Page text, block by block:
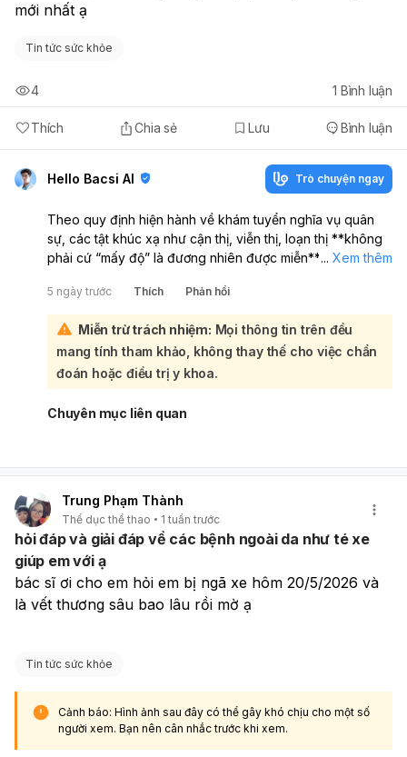
mới nhất ạ
Tin tức sức khỏe
Thích Chia sẻ Lưu Bình luận
4 1 Bình luận
Hello Bacsi AI Trò chuyện ngay
Theo quy định hiện hành về khám tuyển nghĩa vụ quân
sự, các tật khúc xạ như cận thị, viễn thị, loạn thị **không
phải cứ “mấy độ” là đương nhiên được miễn**. Việc kết
quả khám mắt và phân loại sức khỏe** khi khám tuyển:
Nói ngắn gọn:
Cận thị : thường nếu mức độ nặng, thị lực kém dù đã
chỉnh kính thì có thể bị loại khỏi tiêu chuẩn nhập ngũ.
Viễn thị: cũng được xem xét theo mức độ và thị lực
thực tế.
Loạn thị: nếu loạn thị nhiều, ảnh hưởng thị lực rõ thì có
đạt yêu cầumới có khả năng không phải tham gia
duy nhất áp dụng cứng cho mọi trường hợp
vì còn
tùy kết luận của hội đồng khám sức khỏe và quy định
phân loại sức khỏe từng thời điểm. Nếu em muốn biết
chính xác trường hợp của mình, em nên:
Đi khám mắt đo thị lực, đo độ khúc xạ.
Mang kết quả đó khi khám nghĩa vụ.
mức độ cận/viễn/loạn cụ thể của em
... Xem thêm
5 ngày trước Thích Phản hồi
Miễn trừ trách nhiệm: Mọi thông tin trên đều
mang tính tham khảo, không thay thế cho việc chẩn
đoán hoặc điều trị y khoa.
Chuyên mục liên quan
Trung Phạm Thành
Thể dục thể thao 1 tuần trước
hỏi đáp và giải đáp về các bệnh ngoài da như té xe
giúp em với ạ
bác sĩ ơi cho em hỏi em bị ngã xe hôm 20/5/2026 và
là vết thương sâu bao lâu rồi mờ ạ
Tin tức sức khỏe
Cảnh báo: Hình ảnh sau đây có thể gây khó chịu cho một số
người xem. Bạn nên cân nhắc trước khi xem.